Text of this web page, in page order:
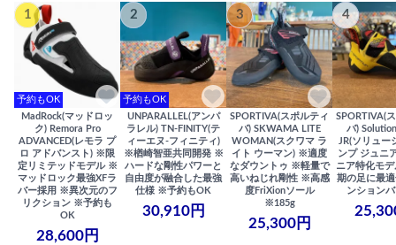
1
予約もOK
MadRock(マッドロッ
ク) Remora Pro
ADVANCED(レモラ プ
ロ アドバンスト) ※限
定リミテッドモデル ※
マッドロック最強XFラ
バー採用 ※異次元のフ
リクション ※予約も
OK
28,600円
2
予約もOK
UNPARALLEL(アンパ
ラレル) TN-FINITY(テ
ィーエヌ-フィニティ)
※楢崎智亜共同開発 ※
ハードな剛性パワーと
自由度が融合した最強
仕様 ※予約もOK
30,910円
3
SPORTIVA(スポルティ
バ) SKWAMA LITE
WOMAN(スクワマ ラ
イト ウーマン) ※適度
なダウントゥ ※軽量で
高いねじれ剛性 ※高感
度FriXionソール
※185g
25,300円
4
SPORTIVA(
バ)
JR(ソリュー
ンプ ジュニ
ニア特化モ
期の足に最
ンション